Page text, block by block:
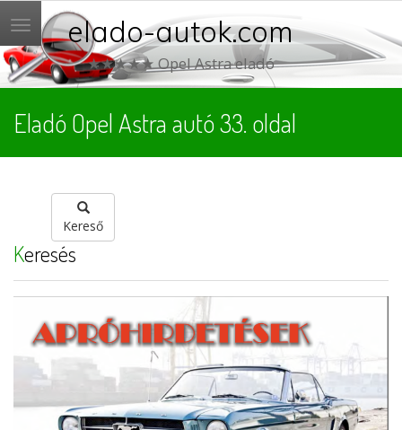
Menü elado-autok.com
★★★★★ Opel Astra eladó
Eladó Opel Astra autó 33. oldal
Kereső
Keresés